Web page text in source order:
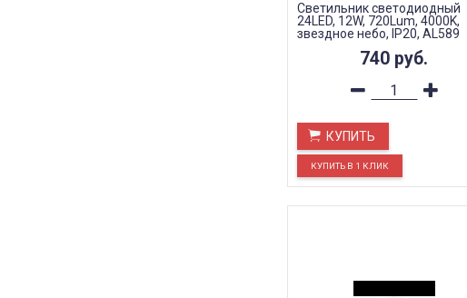
Светильник светодиодный
24LED, 12W, 720Lum, 4000K,
звездное небо, IP20, AL589
740 руб.
КУПИТЬ